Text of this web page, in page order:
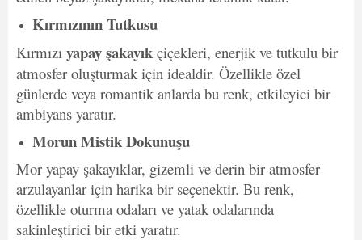
Kırmızının Tutkusu
Kırmızı yapay şakayık çiçekleri, enerjik ve tutkulu bir
atmosfer oluşturmak için idealdir. Özellikle özel
günlerde veya romantik anlarda bu renk, etkileyici bir
ambiyans yaratır.
Morun Mistik Dokunuşu
Mor yapay şakayıklar, gizemli ve derin bir atmosfer
arzulayanlar için harika bir seçenektir. Bu renk,
özellikle oturma odaları ve yatak odalarında
sakinleştirici bir etki yaratır.